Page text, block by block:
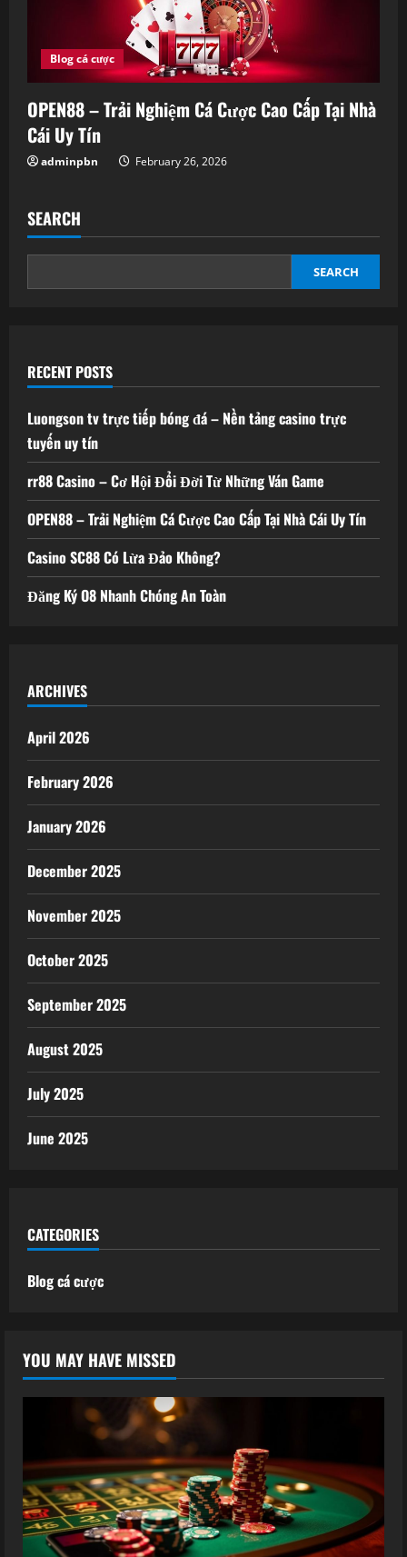
Blog cá cược
OPEN88 – Trải Nghiệm Cá Cược Cao Cấp Tại Nhà
Cái Uy Tín
adminpbn February 26, 2026
SEARCH
SEARCH
RECENT POSTS
Luongson tv trực tiếp bóng đá – Nền tảng casino trực
tuyến uy tín
rr88 Casino – Cơ Hội Đổi Đời Từ Những Ván Game
OPEN88 – Trải Nghiệm Cá Cược Cao Cấp Tại Nhà Cái Uy Tín
Casino SC88 Có Lừa Đảo Không?
Đăng Ký O8 Nhanh Chóng An Toàn
ARCHIVES
April 2026
February 2026
January 2026
December 2025
November 2025
October 2025
September 2025
August 2025
July 2025
June 2025
CATEGORIES
Blog cá cược
YOU MAY HAVE MISSED